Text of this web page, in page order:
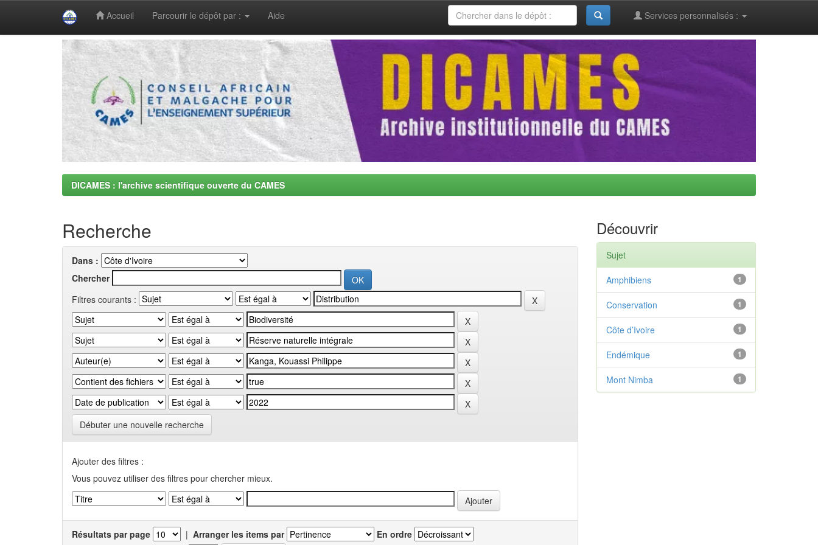
Accueil Parcourir le dépôt par : Aide Services personnalisés :
DICAMES : l'archive scientifique ouverte du CAMES
Recherche
Dans :
Chercher
Filtres courants :
Débuter une nouvelle recherche
Ajouter des filtres :
Vous pouvez utiliser des filtres pour chercher mieux.
Résultats par page | Arranger les items par
En ordre
Découvrir
Sujet
1
Amphibiens
1
Conservation
1
Côte d’Ivoire
1
Endémique
1
Mont Nimba